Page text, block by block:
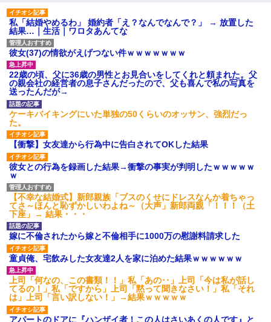
【GIF】JSのカンチョーワロ
タ
後続車にクラクションを鳴ら
され彼氏が逆切れ。「何クラク
ション鳴らしてんだ！降りてこ
いよ！」と怒鳴りだし...
【衝撃】報酬100万円超の治験
募集がこちらｗｗｗｗｗ(※画像
あり)
【ネット騒然】惨殺されたタ
ワマン頂き女子のこの動画、す
げえええええｗｗｗｗｗｗｗｗ
ｗｗｗ
【愕然】白のクラウン俺氏、
高速道路左車線を制限速度で走
った結果wwwwwwwwwwww
百年の恋12-899 食べた量を
張り合ってくる
【悲報】佐藤輝明・・・２軍
でも盛大にやらかす←あまり悲
しませないでくれ
私「結婚やめるわ」 婚約者「え？なんでなんで？」 → 放置した
結果…｜生活｜ワロタあんてな
彼女(37)の情欲がえげつない件ｗｗｗｗｗｗｗ
22歳の頃、父に36歳の男性とお見合いをしてくれと頼まれた。父
の親会社の経営者の息子さんだったので、父も喜んで私の写真を
送ったんだが→
ケーキバイキングにいた単独の50くらいのオッサン、強烈だっ
た。
【衝撃】女友達から行為中に告白されてOKした結果
彼女との行為を録画した結果→衝撃の事実が判明したｗｗｗｗｗ
ｗ
【不幸な結婚式】新郎親族「ブスのくせにドレスなんか着ちゃっ
てさ～ほんと恥ずかしいわよね～（大声」新郎両親「！！！（土
下座」→ 結果・・・
嫁に不倫されたから嫁と不倫相手に1000万の慰謝料請求した
童貞俺、宅飲みした女友達2人を家に泊めた結果ｗｗｗｗｗｗ
上司「何なの、この書類！！」私「あの‥」上司「今は私が話し
てるの！」私「ですから」上司「黙って聞きなさい！」私「それ
は」上司「言い訳しない！」→結果ｗｗｗｗｗ
アパートのドアに『ハンザイ者！この人はさいあくの人です』と